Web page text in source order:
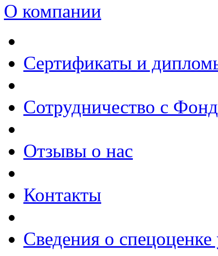
О компании
Сертификаты и
Сотрудничество с
Отзывы о нас
Контакты
Сведения о